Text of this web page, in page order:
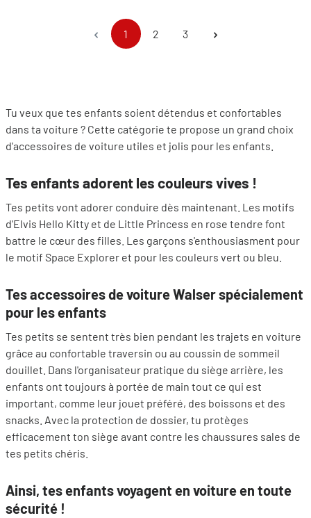
Page
1 Page
2 Page
3
Tu veux que tes enfants soient détendus et confortables
dans ta voiture ? Cette catégorie te propose un grand choix
d'accessoires de voiture utiles et jolis pour les enfants.
Tes enfants adorent les couleurs vives !
Tes petits vont adorer conduire dès maintenant. Les motifs
d'Elvis Hello Kitty et de Little Princess en rose tendre font
battre le cœur des filles. Les garçons s'enthousiasment pour
le motif Space Explorer et pour les couleurs vert ou bleu.
Tes accessoires de voiture Walser spécialement
pour les enfants
Tes petits se sentent très bien pendant les trajets en voiture
grâce au confortable traversin ou au coussin de sommeil
douillet. Dans l'organisateur pratique du siège arrière, les
enfants ont toujours à portée de main tout ce qui est
important, comme leur jouet préféré, des boissons et des
snacks. Avec la protection de dossier, tu protèges
efficacement ton siège avant contre les chaussures sales de
tes petits chéris.
Ainsi, tes enfants voyagent en voiture en toute
sécurité !